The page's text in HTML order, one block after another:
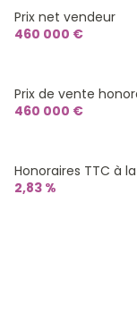
1 niveau(x)
arboré
Prix net vendeur
460 000 €
Prix de vente
460 000 €
Honoraires TTC à
2,83 %